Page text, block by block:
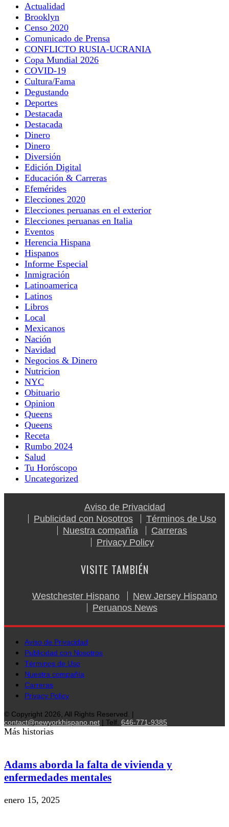
Actualidad
Brooklyn
Censo 2020
Comunicado de Prensa
CONFLICTO RUSIA-UCRANIA
Copa Mundial 2026
COVID-19
Cultura/Fama
Degustando
Deportes
Destacada
Destacada
Dinero
Dinero
Diversión
Edición Digital
Educación & Carreras
Efemérides
Elecciones 2020
Elecciones peruanas en el exterior
Elecciones peruanas en Italia
Eventos
Herencia Hispana
Hispanos
Informe Especial
Inmigración
Latinoamerica
Latinos
Libros
Local
Mexicanos
Nación
Navidad
Negocios & Dinero
Nutricion
NYC
Obituario
Opinion
Queens
Queens
Receta
Rumbo 2024
Salud
Tu Horóscopo
Uncategorized
Aviso de Privacidad
Publicidad con Nosotros
Términos de Uso
Nuestra compañía
Carreras
Privacy Policy
VISITE TAMBIÉN
Westchester Hispano
New Jersey Hispano
Peruanos News
Aviso de Privacidad
Publicidad con Nosotros
Términos de Uso
Nuestra compañía
Carreras
Privacy Policy
© Copyright 2026, All Rights Reserved. |
contact@newyorkhispano.net | Telf. 646-771-9385
Más historias
Adams aborda la falta de vivienda y
enfermedades mentales
enero 15, 2025